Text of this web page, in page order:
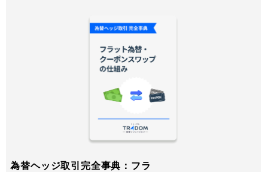
為替ヘッジ取引完全事典：フラ